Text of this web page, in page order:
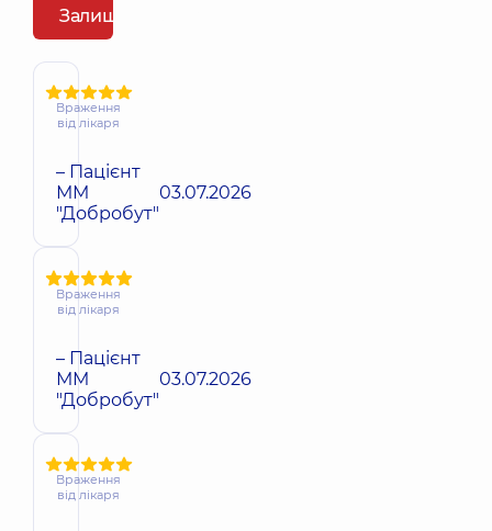
Залишити відгук
Враження
від лікаря
– Пацієнт
ММ
"Добробут"
03.07.2026
Враження
від лікаря
– Пацієнт
ММ
"Добробут"
03.07.2026
Враження
від лікаря